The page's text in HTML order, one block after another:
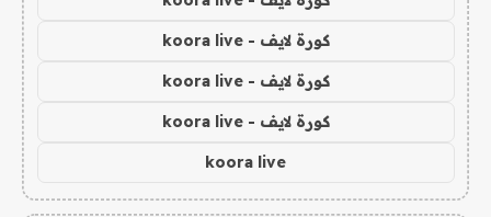
كورة لايف - koora live
كورة لايف - koora live
كورة لايف - koora live
koora live